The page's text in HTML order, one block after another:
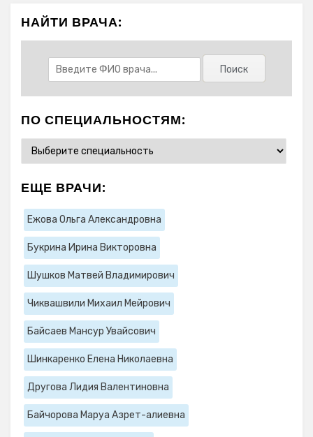
НАЙТИ ВРАЧА:
ПО СПЕЦИАЛЬНОСТЯМ:
ЕЩЕ ВРАЧИ:
Ежова Ольга Александровна
Букрина Ирина Викторовна
Шушков Матвей Владимирович
Чиквашвили Михаил Мейрович
Байсаев Мансур Увайсович
Шинкаренко Елена Николаевна
Другова Лидия Валентиновна
Байчорова Маруа Азрет-алиевна